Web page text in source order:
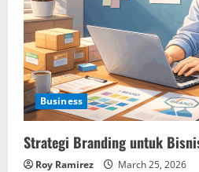
Business
Strategi Branding untuk
Roy Ramirez March 25, 2026